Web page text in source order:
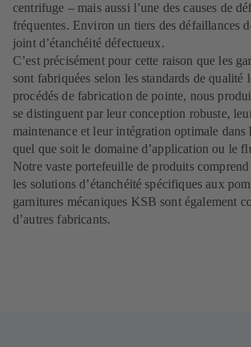
centrifuge – mais aussi l’une des causes de
fréquentes. Environ un tiers des défaillances
joint d’étanchéité défectueux.
C’est précisément pour cette raison que les
sont fabriquées selon les standards de qualité
procédés de fabrication de pointe, nous
se distinguent par leur conception robuste,
maintenance et leur intégration optimale dans
quel que soit le domaine d’application ou le
Notre vaste portefeuille de produits
les solutions d’étanchéité spécifiques aux
garnitures mécaniques KSB sont également
d’autres fabricants.